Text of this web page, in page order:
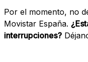
Por el momento, no
Movistar España.
interrupciones?